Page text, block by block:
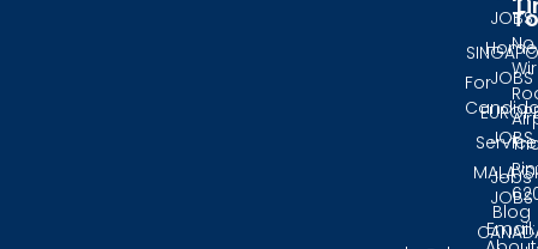
JOBS
JOBS
JOBS
JOBS
Home
For
Jobs
Blog
Pin:
Email: